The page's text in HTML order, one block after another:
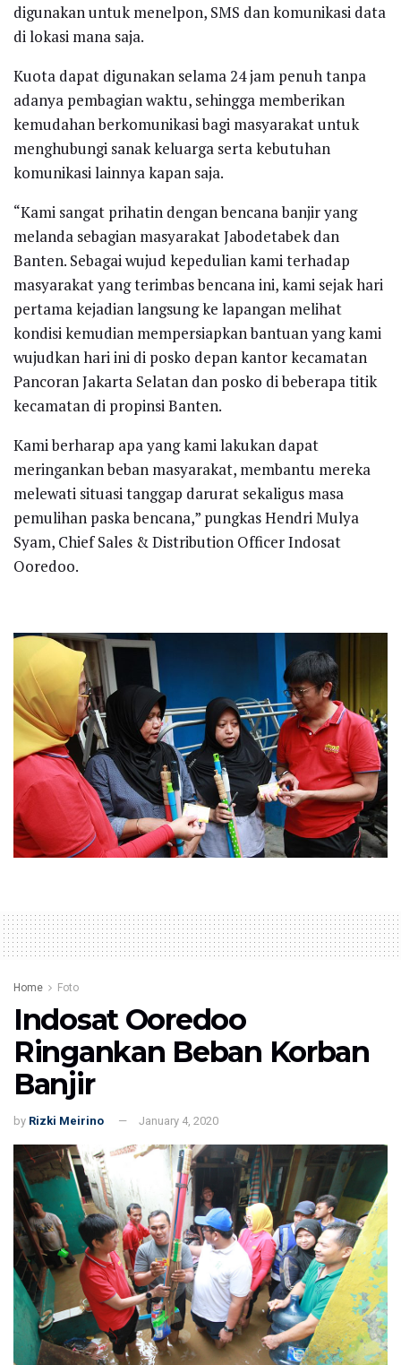
digunakan untuk menelpon, SMS dan komunikasi data
di lokasi mana saja.
Kuota dapat digunakan selama 24 jam penuh tanpa
adanya pembagian waktu, sehingga memberikan
kemudahan berkomunikasi bagi masyarakat untuk
menghubungi sanak keluarga serta kebutuhan
komunikasi lainnya kapan saja.
“Kami sangat prihatin dengan bencana banjir yang
melanda sebagian masyarakat Jabodetabek dan
Banten. Sebagai wujud kepedulian kami terhadap
masyarakat yang terimbas bencana ini, kami sejak hari
pertama kejadian langsung ke lapangan melihat
kondisi kemudian mempersiapkan bantuan yang kami
wujudkan hari ini di posko depan kantor kecamatan
Pancoran Jakarta Selatan dan posko di beberapa titik
kecamatan di propinsi Banten.
Kami berharap apa yang kami lakukan dapat
meringankan beban masyarakat, membantu mereka
melewati situasi tanggap darurat sekaligus masa
pemulihan paska bencana,” pungkas Hendri Mulya
Syam, Chief Sales & Distribution Officer Indosat
Ooredoo.
Home Foto
Indosat Ooredoo
Ringankan Beban Korban
Banjir
by Rizki Meirino January 4, 2020